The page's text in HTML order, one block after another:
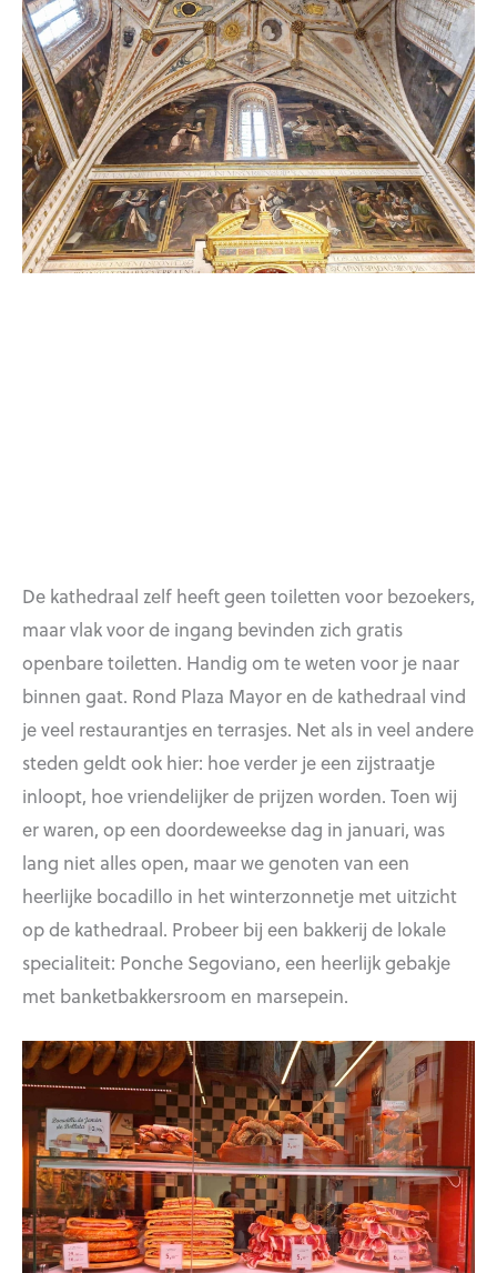
De kathedraal zelf heeft geen toiletten voor bezoekers,
maar vlak voor de ingang bevinden zich gratis
openbare toiletten. Handig om te weten voor je naar
binnen gaat. Rond Plaza Mayor en de kathedraal vind
je veel restaurantjes en terrasjes. Net als in veel andere
steden geldt ook hier: hoe verder je een zijstraatje
inloopt, hoe vriendelijker de prijzen worden. Toen wij
er waren, op een doordeweekse dag in januari, was
lang niet alles open, maar we genoten van een
heerlijke bocadillo in het winterzonnetje met uitzicht
op de kathedraal. Probeer bij een bakkerij de lokale
specialiteit: Ponche Segoviano, een heerlijk gebakje
met banketbakkersroom en marsepein.